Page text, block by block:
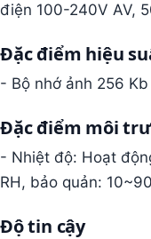
điện 100-240V AV,
Đặc điểm hiệu
- Bộ nhớ ảnh 256
Đặc điểm môi
- Nhiệt độ: Hoạt
RH, bảo quản:
Độ tin cậy